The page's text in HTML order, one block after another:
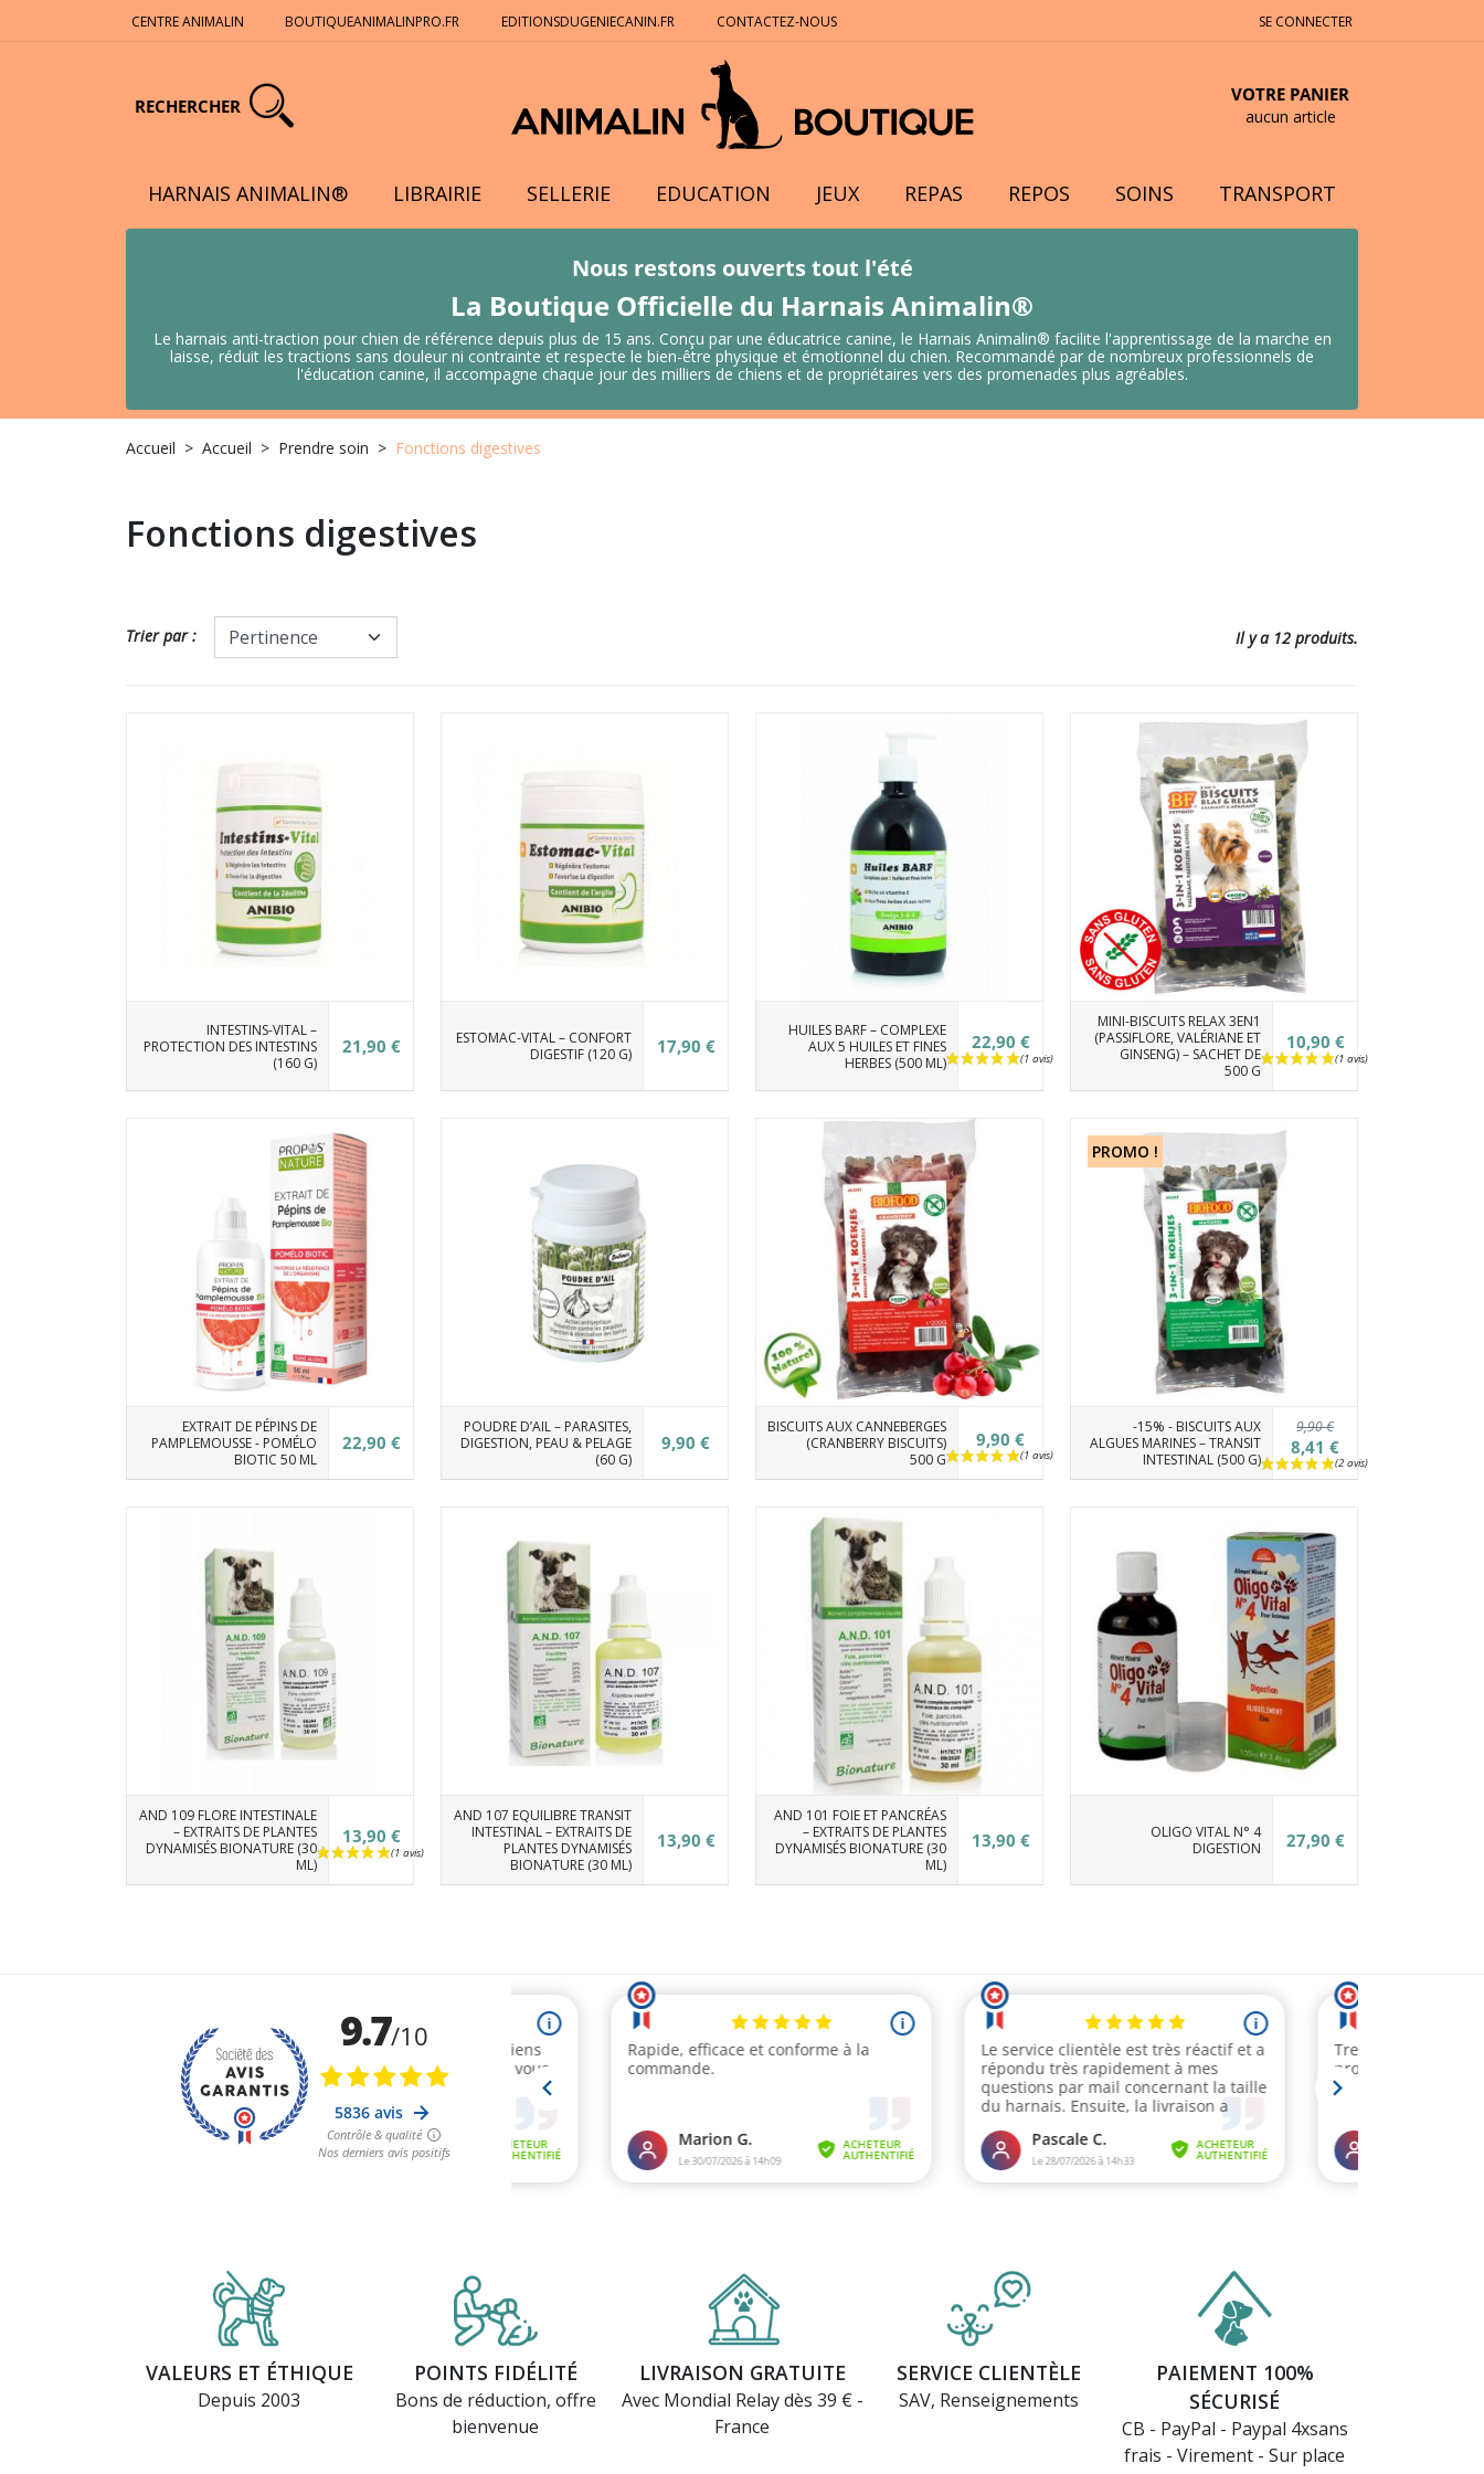
CENTRE ANIMALIN BOUTIQUEANIMALINPRO.FR EDITIONSDUGENIECANIN.FR CONTACTEZ-NOUS SE CONNECTER
RECHERCHER
VOTRE PANIER
aucun article
HARNAIS ANIMALIN® LIBRAIRIE SELLERIE EDUCATION JEUX REPAS REPOS SOINS TRANSPORT
Nous restons ouverts tout l'été
La Boutique Officielle du Harnais Animalin®
Le harnais anti-traction pour chien de référence depuis plus de 15 ans. Conçu par une éducatrice canine, le Harnais Animalin® facilite l'apprentissage de la marche en
laisse, réduit les tractions sans douleur ni contrainte et respecte le bien-être physique et émotionnel du chien. Recommandé par de nombreux professionnels de
l'éducation canine, il accompagne chaque jour des milliers de chiens et de propriétaires vers des promenades plus agréables.
Accueil Accueil Prendre soin Fonctions digestives
Fonctions digestives
Trier par : Il y a 12 produits.
INTESTINS-VITAL –
PROTECTION DES INTESTINS
(160 G)
21,90 €
ESTOMAC-VITAL – CONFORT
DIGESTIF (120 G)
17,90 €
HUILES BARF – COMPLEXE
AUX 5 HUILES ET FINES
HERBES (500 ML)
22,90 €
MINI-BISCUITS RELAX 3EN1
(PASSIFLORE, VALÉRIANE ET
GINSENG) – SACHET DE
500 G
10,90 €
EXTRAIT DE PÉPINS DE
PAMPLEMOUSSE - POMÉLO
BIOTIC 50 ML
22,90 €
POUDRE D’AIL – PARASITES,
DIGESTION, PEAU & PELAGE
(60 G)
9,90 €
BISCUITS AUX CANNEBERGES
(CRANBERRY BISCUITS)
500 G
9,90 €
PROMO !
-15% - BISCUITS AUX
ALGUES MARINES – TRANSIT
INTESTINAL (500 G)
8,41 €
9,90 €
AND 109 FLORE INTESTINALE
– EXTRAITS DE PLANTES
DYNAMISÉS BIONATURE (30
ML)
13,90 €
AND 107 EQUILIBRE TRANSIT
INTESTINAL – EXTRAITS DE
PLANTES DYNAMISÉS
BIONATURE (30 ML)
13,90 €
AND 101 FOIE ET PANCRÉAS
– EXTRAITS DE PLANTES
DYNAMISÉS BIONATURE (30
ML)
13,90 €
OLIGO VITAL N° 4
DIGESTION
27,90 €
VALEURS ET ÉTHIQUE
Depuis 2003
POINTS FIDÉLITÉ
Bons de réduction, offre
bienvenue
LIVRAISON GRATUITE
Avec Mondial Relay dès 39 € -
France
SERVICE CLIENTÈLE
SAV, Renseignements
PAIEMENT 100%
SÉCURISÉ
CB - PayPal - Paypal 4xsans
frais - Virement - Sur place